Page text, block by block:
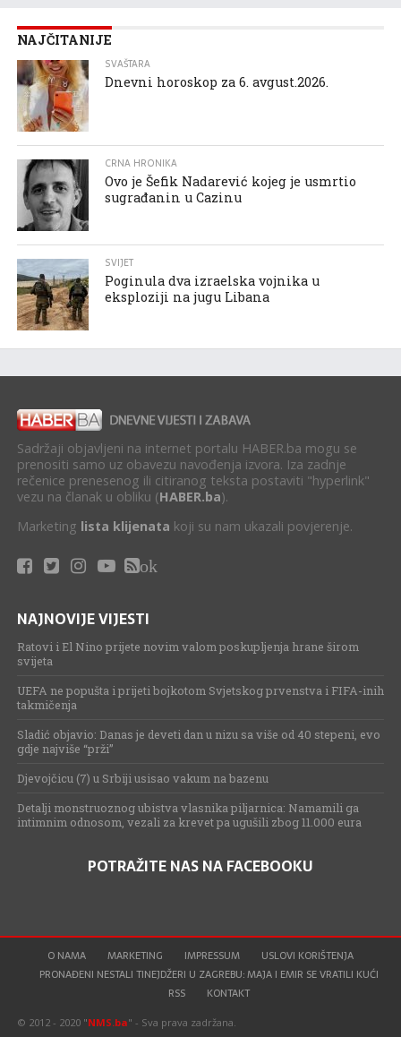
NAJČITANIJE
SVAŠTARA
Dnevni horoskop za 6. avgust.2026.
CRNA HRONIKA
Ovo je Šefik Nadarević kojeg je usmrtio
sugrađanin u Cazinu
SVIJET
Poginula dva izraelska vojnika u
eksploziji na jugu Libana
Sadržaji objavljeni na internet portalu HABER.ba mogu se
prenositi samo uz obavezu navođenja izvora. Iza zadnje
rečenice prenesenog ili citiranog teksta postaviti "hyperlink"
vezu na članak u obliku (HABER.ba).
Marketing lista klijenata koji su nam ukazali povjerenje.
ok
NAJNOVIJE VIJESTI
Ratovi i El Nino prijete novim valom poskupljenja hrane širom
svijeta
UEFA ne popušta i prijeti bojkotom Svjetskog prvenstva i FIFA-inih
takmičenja
Sladić objavio: Danas je deveti dan u nizu sa više od 40 stepeni, evo
gdje najviše “prži”
Djevojčicu (7) u Srbiji usisao vakum na bazenu
Detalji monstruoznog ubistva vlasnika piljarnica: Namamili ga
intimnim odnosom, vezali za krevet pa ugušili zbog 11.000 eura
POTRAŽITE NAS NA FACEBOOKU
O NAMA MARKETING IMPRESSUM
USLOVI KORIŠTENJA
PRONAĐENI NESTALI TINEJDŽERI U ZAGREBU: MAJA I EMIR SE VRATILI KUĆI
RSS
KONTAKT
© 2012 - 2020 "NMS.ba" - Sva prava zadržana.